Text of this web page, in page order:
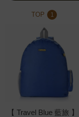
TOP 1
【 Travel Blue 藍旅 】